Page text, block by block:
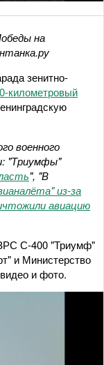
на
зенитно-
километровый
военного
"Триумфы"
", "В
из-за
авиацию
С-400 "Триумф"
и Министерство
и фото.